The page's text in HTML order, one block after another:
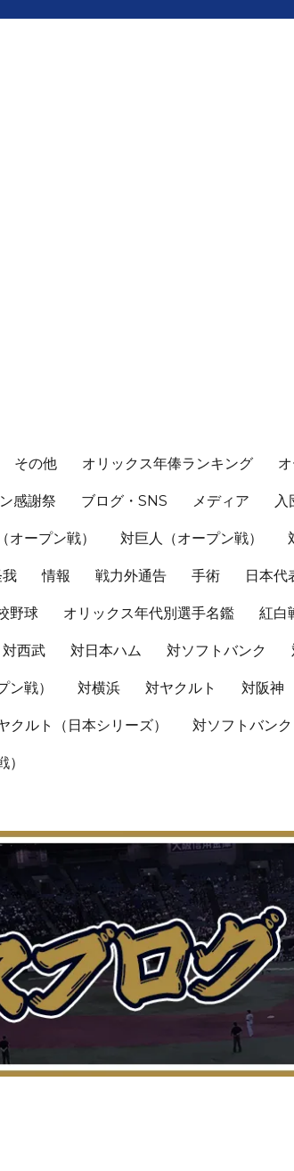
その他 オリックス年俸ランキング
感謝祭 ブログ・SNS メディア 入
オープン戦） 対巨人（オープン戦）
情報 戦力外通告 手術 日本代
野球 オリックス年代別選手名鑑 紅白
対西武 対日本ハム 対ソフトバンク
ン戦） 対横浜 対ヤクルト 対阪神
クルト（日本シリーズ） 対ソフトバンク